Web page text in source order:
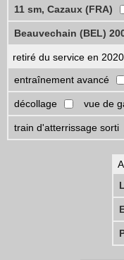
11 sm, Cazaux (FRA)
Beauvechain (BEL)
retiré du service en 2020
entraînement avancé
décollage vue de
train d'atterrissage sorti